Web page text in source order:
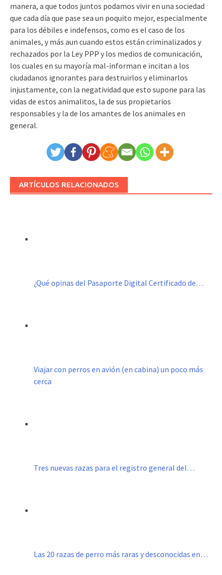
manera, a que todos juntos podamos vivir en una sociedad
que cada día que pase sea un poquito mejor, especialmente
para los débiles e indefensos, como es el caso de los
animales, y más aun cuando estos están criminalizados y
rechazados por la Ley PPP y los medios de comunicación,
los cuales en su mayoría mal-informan e incitan a los
ciudadanos ignorantes para destruirlos y eliminarlos
injustamente, con la negatividad que esto supone para las
vidas de estos animalitos, la de sus propietarios
responsables y la de los amantes de los animales en
general.
ARTÍCULOS RELACIONADOS
¿Qué opinas del Pasaporte Digital Certificado de…
Viajar con perros en avión (en cabina) un poco más
cerca
Tres nuevas razas para el registro general del…
Las 20 razas de perro más raras y desconocidas en…